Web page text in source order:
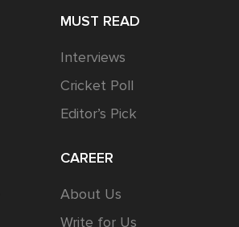
MUST READ
Interviews
Cricket Poll
Editor’s Pick
CAREER
About Us
Write for Us